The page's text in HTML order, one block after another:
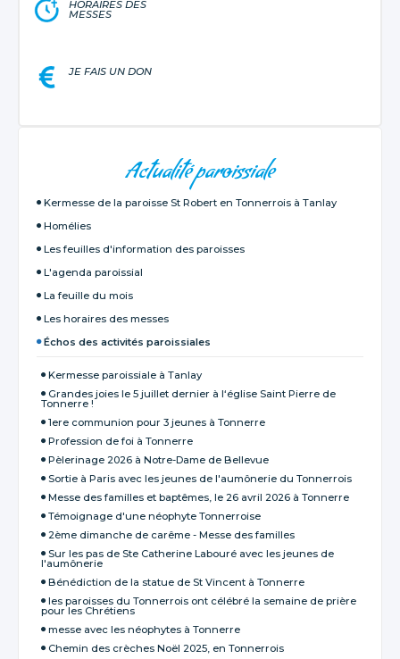
HORAIRES DES
MESSES
JE FAIS UN DON
Actualité paroissiale
Kermesse de la paroisse St Robert en Tonnerrois à Tanlay
Homélies
Les feuilles d'information des paroisses
L'agenda paroissial
La feuille du mois
Les horaires des messes
Échos des activités paroissiales
Kermesse paroissiale à Tanlay
Grandes joies le 5 juillet dernier à l‘église Saint Pierre de
Tonnerre !
1ere communion pour 3 jeunes à Tonnerre
Profession de foi à Tonnerre
Pèlerinage 2026 à Notre-Dame de Bellevue
Sortie à Paris avec les jeunes de l'aumônerie du Tonnerrois
Messe des familles et baptêmes, le 26 avril 2026 à Tonnerre
Témoignage d'une néophyte Tonnerroise
2ème dimanche de carême - Messe des familles
Sur les pas de Ste Catherine Labouré avec les jeunes de
l'aumônerie
Bénédiction de la statue de St Vincent à Tonnerre
les paroisses du Tonnerrois ont célébré la semaine de prière
pour les Chrétiens
messe avec les néophytes à Tonnerre
Chemin des crèches Noël 2025, en Tonnerrois